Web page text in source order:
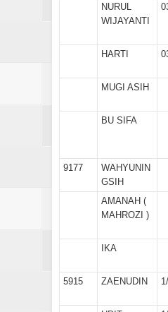
NURUL
WIJAYANTI
HARTI
MUGI ASIH
BU SIFA
9177
WAHYUNIN
GSIH
AMANAH (
MAHROZI )
IKA
5915
ZAENUDIN